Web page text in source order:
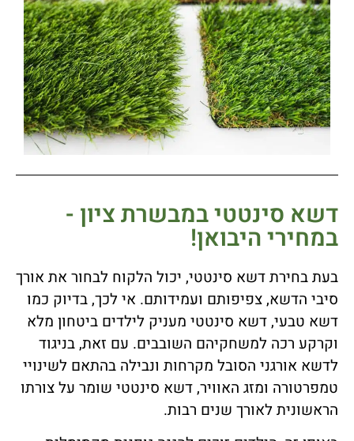
דשא סינטטי במבשרת ציון -
במחירי היבואן!
בעת בחירת דשא סינטטי, יכול הלקוח לבחור את אורך
סיבי הדשא, צפיפותם ועמידותם. אי לכך, בדיוק כמו
דשא טבעי, דשא סינטטי מעניק לילדים ביטחון מלא
וקרקע רכה למשחקיהם השובבים. עם זאת, בניגוד
לדשא אורגני הסובל מקרחות ונבילה בהתאם לשינויי
טמפרטורה ומזג האוויר, דשא סינטטי שומר על צורתו
הראשונית לאורך שנים רבות.